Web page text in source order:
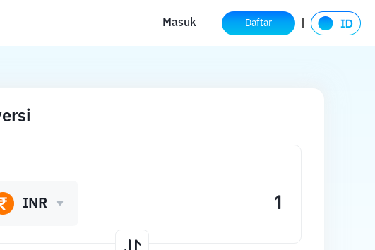
Masuk Daftar
INR